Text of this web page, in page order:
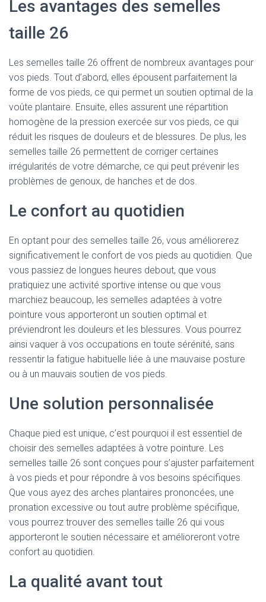
Les avantages des semelles
taille 26
Les semelles taille 26 offrent de nombreux avantages pour
vos pieds. Tout d’abord, elles épousent parfaitement la
forme de vos pieds, ce qui permet un soutien optimal de la
voûte plantaire. Ensuite, elles assurent une répartition
homogène de la pression exercée sur vos pieds, ce qui
réduit les risques de douleurs et de blessures. De plus, les
semelles taille 26 permettent de corriger certaines
irrégularités de votre démarche, ce qui peut prévenir les
problèmes de genoux, de hanches et de dos.
Le confort au quotidien
En optant pour des semelles taille 26, vous améliorerez
significativement le confort de vos pieds au quotidien. Que
vous passiez de longues heures debout, que vous
pratiquiez une activité sportive intense ou que vous
marchiez beaucoup, les semelles adaptées à votre
pointure vous apporteront un soutien optimal et
préviendront les douleurs et les blessures. Vous pourrez
ainsi vaquer à vos occupations en toute sérénité, sans
ressentir la fatigue habituelle liée à une mauvaise posture
ou à un mauvais soutien de vos pieds.
Une solution personnalisée
Chaque pied est unique, c’est pourquoi il est essentiel de
choisir des semelles adaptées à votre pointure. Les
semelles taille 26 sont conçues pour s’ajuster parfaitement
à vos pieds et pour répondre à vos besoins spécifiques.
Que vous ayez des arches plantaires prononcées, une
pronation excessive ou tout autre problème spécifique,
vous pourrez trouver des semelles taille 26 qui vous
apporteront le soutien nécessaire et amélioreront votre
confort au quotidien.
La qualité avant tout